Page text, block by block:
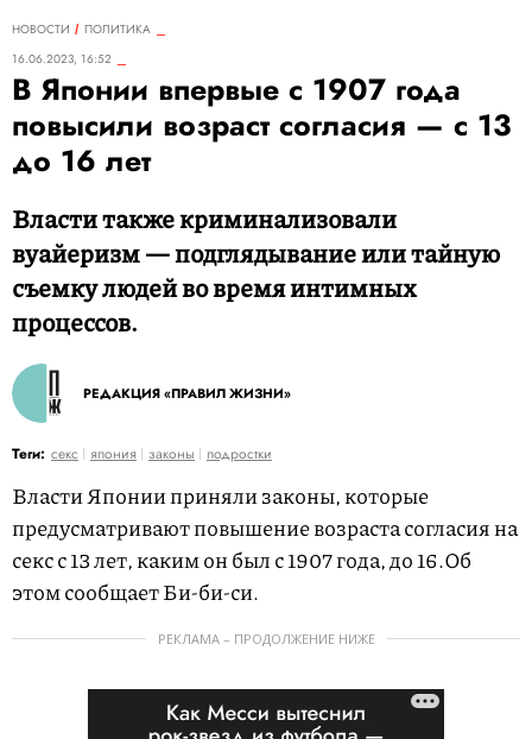
НОВОСТИ
ПОЛИТИКА
16.06.2023, 16:52
В Японии впервые с 1907 года
повысили возраст согласия — с 13
до 16 лет
Власти также криминализовали
вуайеризм — подглядывание или тайную
съемку людей во время интимных
процессов.
РЕДАКЦИЯ «ПРАВИЛ ЖИЗНИ»
Теги: секс япония законы подростки
Власти Японии приняли законы, которые
предусматривают повышение возраста согласия на
секс с 13 лет, каким он был с 1907 года, до 16.Об
этом сообщает Би-би-си.
РЕКЛАМА – ПРОДОЛЖЕНИЕ НИЖЕ